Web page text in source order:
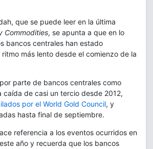
que se puede leer en la última
Commodities, se apunta a que en lo
bancos centrales han estado
más lento desde el comienzo de la
parte de bancos centrales como
caída de casi un tercio desde 2012,
por el World Gold Council, y
hasta final de septiembre.
referencia a los eventos ocurridos en
año y recuerda que los bancos